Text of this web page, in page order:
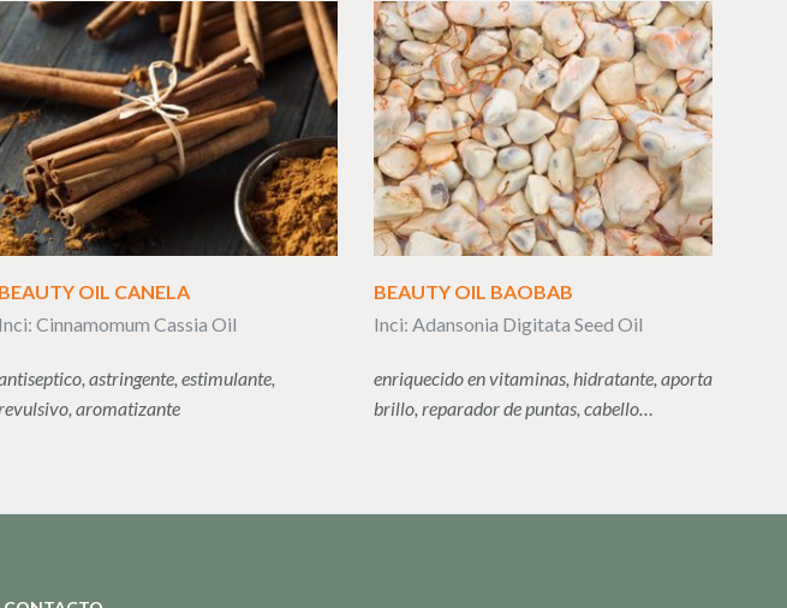
BEAUTY OIL CANELA
Inci: Cinnamomum Cassia Oil
astringente, estimulante,
aromatizante
BEAUTY OIL BAOBAB
Inci: Adansonia Digitata Seed Oil
enriquecido en vitaminas, hidratante, aporta
brillo, reparador de puntas, cabello…